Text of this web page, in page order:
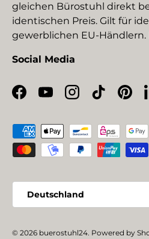
gleichen Bürostuhl direkt
identischen Preis. Gilt für
gewerblichen EU-Händlern.
Social Media
Facebook
YouTubeInstagram
TikTok
Zahlungsmethoden
Deutschland
© 2026 buerostuhl24. Powered by